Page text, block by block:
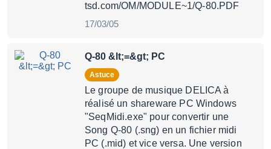
tsd.com/OM/MODULE~1/Q-80.PDF
17/03/05
Q-80 &lt;=&gt; PC
Astuce
Le groupe de musique DELICA à
réalisé un shareware PC Windows
"SeqMidi.exe" pour convertir une
Song Q-80 (.sng) en un fichier midi
PC (.mid) et vice versa. Une version